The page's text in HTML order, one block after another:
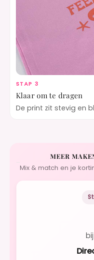
STAP 3
Klaar om te dragen
De print zit stevig en
MEER
Mix & match en je